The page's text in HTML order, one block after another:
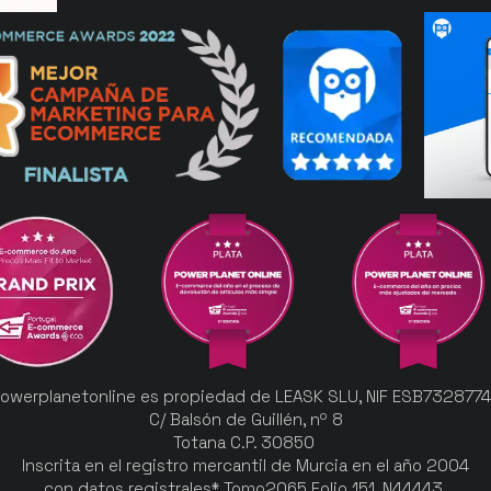
es propiedad de LEASK SLU, NIF
C/ Balsón de Guillén, nº 8
Totana C.P. 30850
Inscrita en el registro mercantil de Murcia en el año 2004